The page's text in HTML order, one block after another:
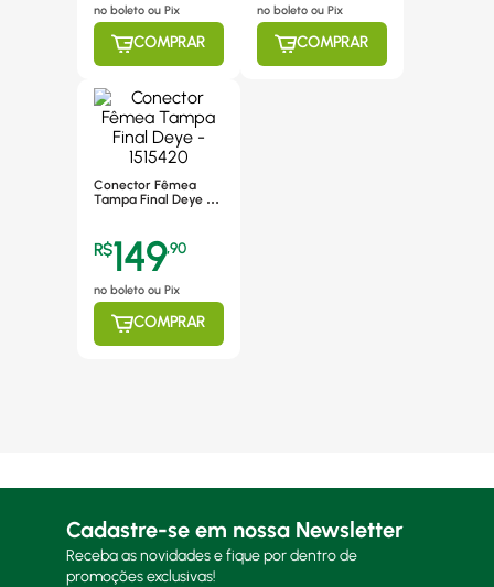
no boleto ou Pix
COMPRAR
no boleto ou Pix
COMPRAR
Conector Fêmea
Tampa Final Deye -
R$149,90
no boleto ou Pix
COMPRAR
Cadastre-se em nossa Newsletter
Receba as novidades e fique por dentro de
promoções exclusivas!